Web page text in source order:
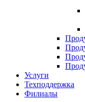
Услуги
Техподдержка
Филиалы